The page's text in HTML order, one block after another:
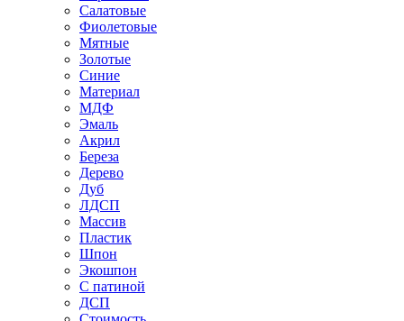
Салатовые
Фиолетовые
Мятные
Золотые
Синие
Материал
МДФ
Эмаль
Акрил
Береза
Дерево
Дуб
ЛДСП
Массив
Пластик
Шпон
Экошпон
С патиной
ДСП